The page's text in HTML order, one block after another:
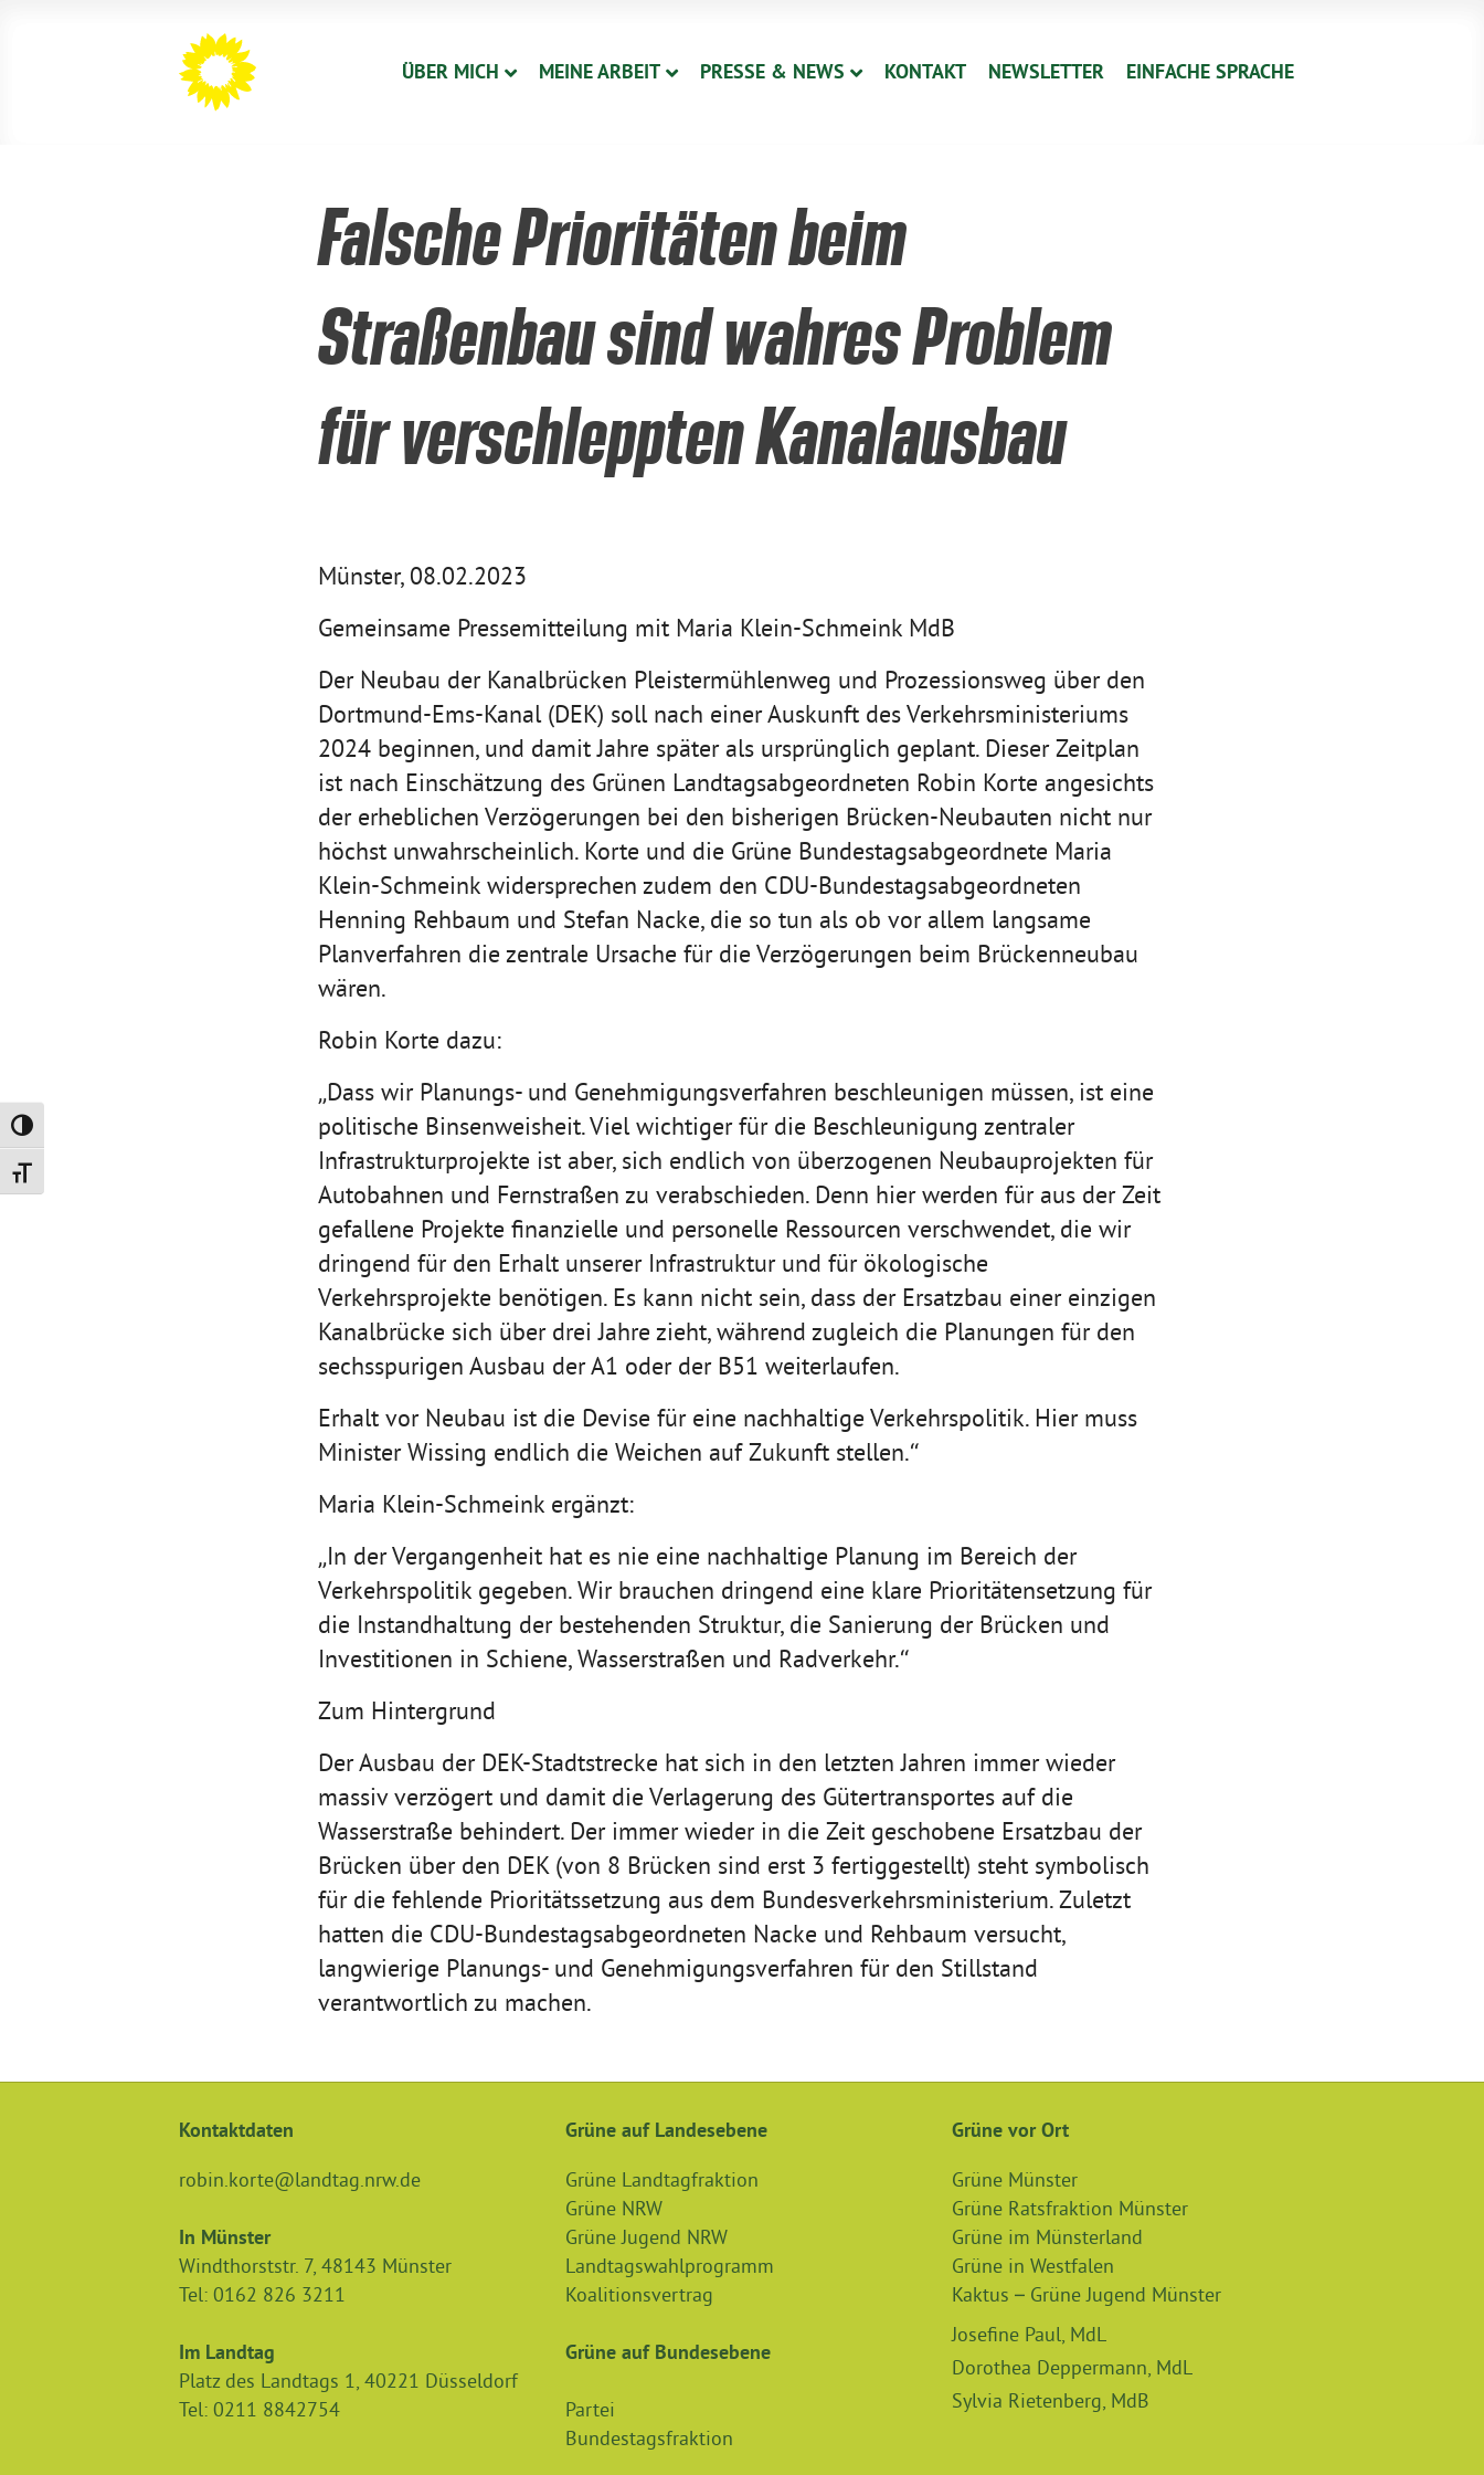
Umschalten auf hohe Kontraste
Schrift vergrößern
ÜBER MICH MEINE ARBEIT PRESSE & NEWS KONTAKT NEWSLETTER EINFACHE SPRACHE
Falsche Prioritäten beim
Straßenbau sind wahres Problem
für verschleppten Kanalausbau
Münster, 08.02.2023
Gemeinsame Pressemitteilung mit Maria Klein-Schmeink MdB
Der Neubau der Kanalbrücken Pleistermühlenweg und Prozessionsweg über den
Dortmund-Ems-Kanal (DEK) soll nach einer Auskunft des Verkehrsministeriums
2024 beginnen, und damit Jahre später als ursprünglich geplant. Dieser Zeitplan
ist nach Einschätzung des Grünen Landtagsabgeordneten Robin Korte angesichts
der erheblichen Verzögerungen bei den bisherigen Brücken-Neubauten nicht nur
höchst unwahrscheinlich. Korte und die Grüne Bundestagsabgeordnete Maria
Klein-Schmeink widersprechen zudem den CDU-Bundestagsabgeordneten
Henning Rehbaum und Stefan Nacke, die so tun als ob vor allem langsame
Planverfahren die zentrale Ursache für die Verzögerungen beim Brückenneubau
wären.
Robin Korte dazu:
„Dass wir Planungs- und Genehmigungsverfahren beschleunigen müssen, ist eine
politische Binsenweisheit. Viel wichtiger für die Beschleunigung zentraler
Infrastrukturprojekte ist aber, sich endlich von überzogenen Neubauprojekten für
Autobahnen und Fernstraßen zu verabschieden. Denn hier werden für aus der Zeit
gefallene Projekte finanzielle und personelle Ressourcen verschwendet, die wir
dringend für den Erhalt unserer Infrastruktur und für ökologische
Verkehrsprojekte benötigen. Es kann nicht sein, dass der Ersatzbau einer einzigen
Kanalbrücke sich über drei Jahre zieht, während zugleich die Planungen für den
sechsspurigen Ausbau der A1 oder der B51 weiterlaufen.
Erhalt vor Neubau ist die Devise für eine nachhaltige Verkehrspolitik. Hier muss
Minister Wissing endlich die Weichen auf Zukunft stellen.“
Maria Klein-Schmeink ergänzt:
„In der Vergangenheit hat es nie eine nachhaltige Planung im Bereich der
Verkehrspolitik gegeben. Wir brauchen dringend eine klare Prioritätensetzung für
die Instandhaltung der bestehenden Struktur, die Sanierung der Brücken und
Investitionen in Schiene, Wasserstraßen und Radverkehr.“
Zum Hintergrund
Der Ausbau der DEK-Stadtstrecke hat sich in den letzten Jahren immer wieder
massiv verzögert und damit die Verlagerung des Gütertransportes auf die
Wasserstraße behindert. Der immer wieder in die Zeit geschobene Ersatzbau der
Brücken über den DEK (von 8 Brücken sind erst 3 fertiggestellt) steht symbolisch
für die fehlende Prioritätssetzung aus dem Bundesverkehrsministerium. Zuletzt
hatten die CDU-Bundestagsabgeordneten Nacke und Rehbaum versucht,
langwierige Planungs- und Genehmigungsverfahren für den Stillstand
verantwortlich zu machen.
Kontaktdaten
robin.korte@landtag.nrw.de
In Münster
Windthorststr. 7, 48143 Münster
Tel: 0162 826 3211
Im Landtag
Platz des Landtags 1, 40221 Düsseldorf
Tel: 0211 8842754
Grüne auf Landesebene
Grüne Landtagfraktion
Grüne NRW
Grüne Jugend NRW
Landtagswahlprogramm
Koalitionsvertrag
Grüne auf Bundesebene
Partei
Bundestagsfraktion
Grüne vor Ort
Grüne Münster
Grüne Ratsfraktion Münster
Grüne im Münsterland
Grüne in Westfalen
Kaktus – Grüne Jugend Münster
Josefine Paul, MdL
Dorothea Deppermann, MdL
Sylvia Rietenberg, MdB